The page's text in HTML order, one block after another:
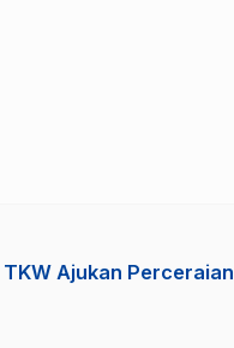
Ajukan Perceraian